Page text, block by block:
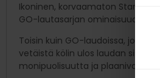
Ikoninen, korvaamaton
GO-lautasarjan ominaisuudet ja
Toisin kuin GO-laudoissa, joihin
vetäistä kölin ulos laudan
monipuolisuutta ja